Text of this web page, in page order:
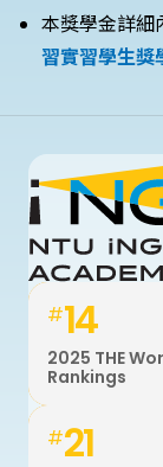
本獎學金詳細
習實習學生獎
#14
2025 THE
Rankings
#21